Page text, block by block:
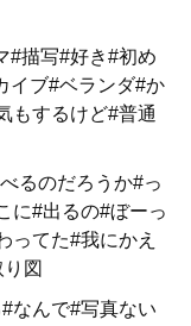
#描写#好き#初め
イブ#ベランダ#か
もするけど#普通
るのだろうか#っ
に#出るの#ぼーっ
ってた#我にかえ
図
なんで#写真ない